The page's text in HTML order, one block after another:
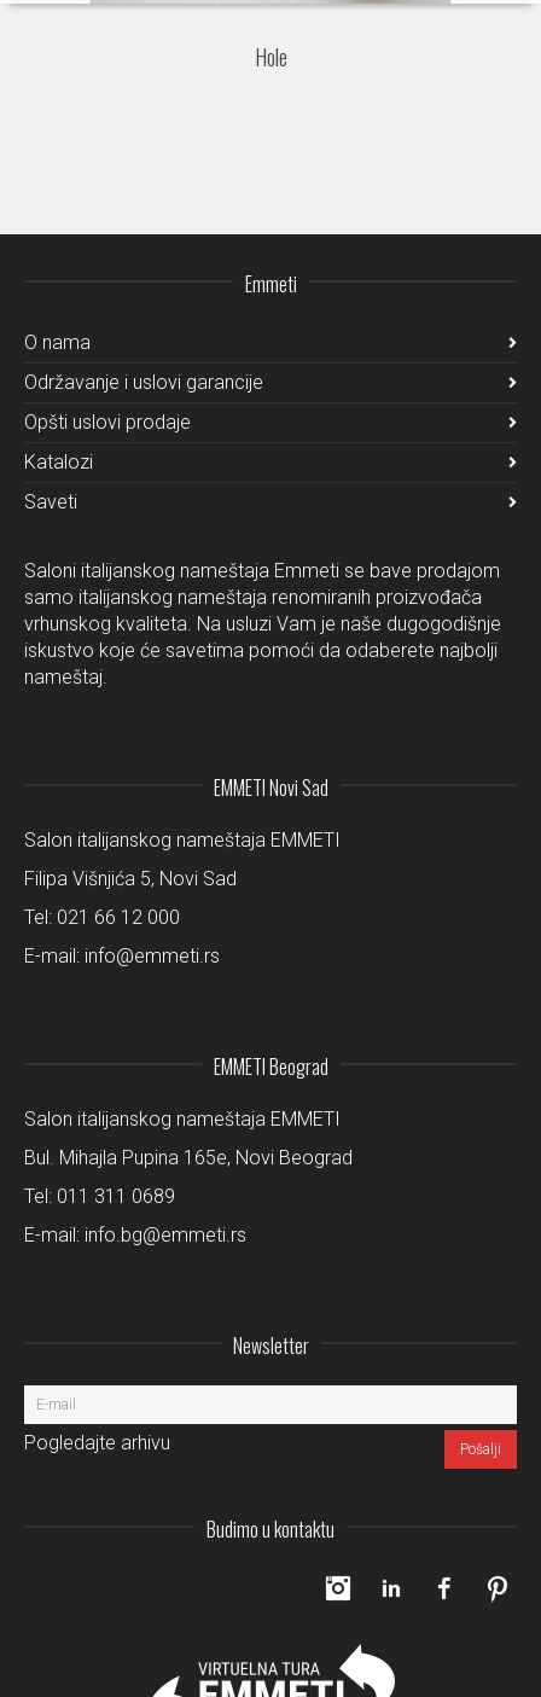
Hole
Emmeti
O nama
Održavanje i uslovi garancije
Opšti uslovi prodaje
Katalozi
Saveti
Saloni italijanskog nameštaja Emmeti se bave prodajom
samo italijanskog nameštaja renomiranih proizvođača
vrhunskog kvaliteta. Na usluzi Vam je naše dugogodišnje
iskustvo koje će savetima pomoći da odaberete najbolji
nameštaj.
EMMETI Novi Sad
Salon italijanskog nameštaja EMMETI
Filipa Višnjića 5, Novi Sad
Tel: 021 66 12 000
E-mail: info@emmeti.rs
EMMETI Beograd
Salon italijanskog nameštaja EMMETI
Bul. Mihajla Pupina 165e, Novi Beograd
Tel: 011 311 0689
E-mail: info.bg@emmeti.rs
Newsletter
Pogledajte arhivu
Budimo u kontaktu
InstagramLinkedIn